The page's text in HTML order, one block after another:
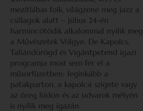
mezítlábas folk, világzene meg jazz a
csillagok alatt – július 24-én
harmincötödik alkalommal nyílik meg
a Művészetek Völgye. De Kapolcs,
Taliándörögd és Vigántpetend igazi
programja most sem fér el a
műsorfüzetben: leginkább a
patakparton, a kapolcsi szigete vagy
az öreg hídon és az udvarok mélyén
is nyílik meg igazán.